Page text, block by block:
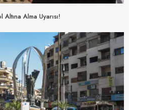
Alma Uyarısı!